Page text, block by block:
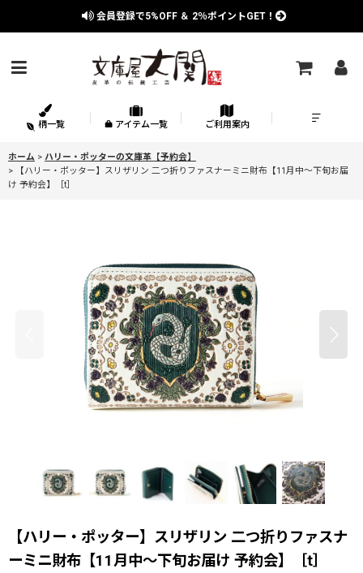
会員登録で5%OFF ＆ 2％ポイントGET！
柄一覧 アイテム一覧 ご利用案内
ホーム > ハリー・ポッターの文庫革【予約会】
>
【ハリー・ポッター】スリザリン 二つ折りファスナーミニ財布【11月中〜下旬お届
け 予約会】［t］
【ハリー・ポッター】スリザリン 二つ折りファスナ
ーミニ財布【11月中〜下旬お届け 予約会】［t］